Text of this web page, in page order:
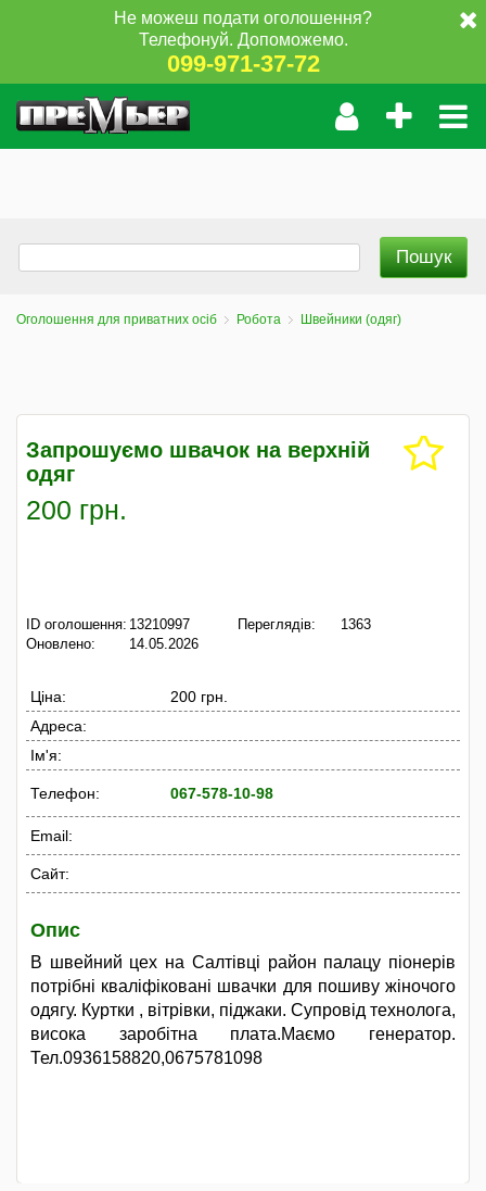
Не можеш подати оголошення?
Телефонуй. Допоможемо.
099-971-37-72
Оголошення для приватних осіб Робота Швейники (одяг)
Запрошуємо швачок на верхній
одяг
200 грн.
ID оголошення: 13210997
Оновлено:
14.05.2026
Переглядів: 1363
Ціна:
200 грн.
Адреса:
Ім'я:
Телефон: 067-578-10-98
Email:
Сайт:
Опис
В швейний цех на Салтівці район палацу піонерів
потрібні кваліфіковані швачки для пошиву жіночого
одягу. Куртки , вітрівки, піджаки. Супровід технолога,
висока заробітна плата.Маємо генератор.
Тел.0936158820,0675781098